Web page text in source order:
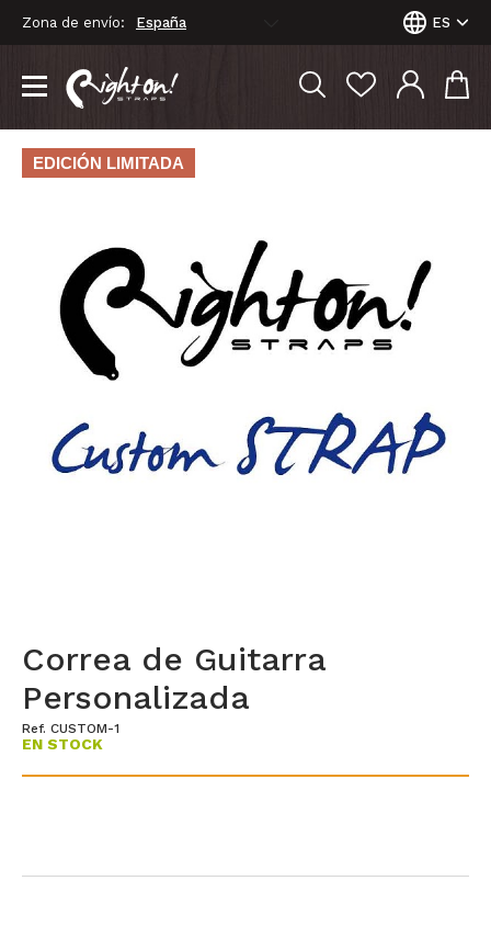
Zona de envío: ES
EDICIÓN LIMITADA
Correa de Guitarra
Personalizada
Ref. CUSTOM-1
EN STOCK